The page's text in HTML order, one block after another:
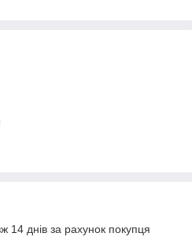
14 днів за рахунок покупця